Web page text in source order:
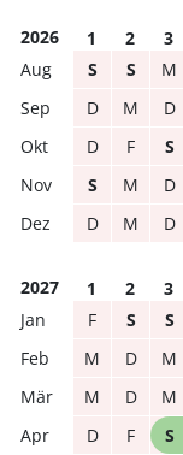
2026 1 2 3
S
S M
D
M D
D
F S
S
M D
D
M D
2027 1 2 3
F
S S
M
D M
M
D M
D
F S